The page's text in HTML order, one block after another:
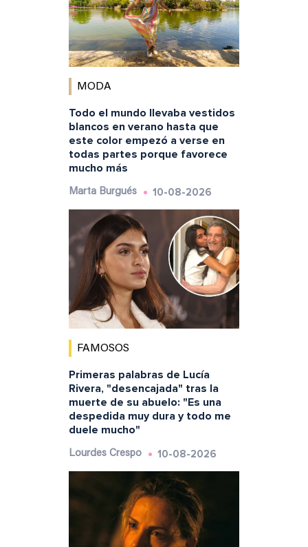
MODA
Todo el mundo llevaba vestidos
blancos en verano hasta que
este color empezó a verse en
todas partes porque favorece
mucho más
Marta Burgués 10-08-2026
FAMOSOS
Primeras palabras de Lucía
Rivera, "desencajada" tras la
muerte de su abuelo: "Es una
despedida muy dura y todo me
duele mucho"
Lourdes Crespo 10-08-2026